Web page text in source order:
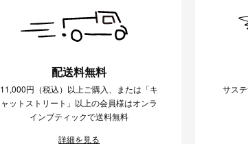
配送料無料
11,000円（税込）以上ご購入、または「キ
ャットストリート」以上の会員様はオンラ
インブティックで送料無料
詳細を見る
サス